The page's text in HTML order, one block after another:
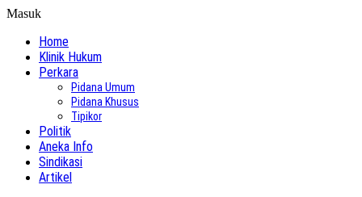
Masuk
Home
Klinik Hukum
Perkara
Pidana Umum
Pidana Khusus
Tipikor
Politik
Aneka Info
Sindikasi
Artikel